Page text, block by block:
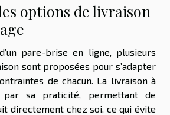
options de livraison
pare-brise en ligne, plusieurs
sont proposées pour s’adapter
de chacun. La livraison à
par sa praticité, permettant de
directement chez soi, ce qui évite